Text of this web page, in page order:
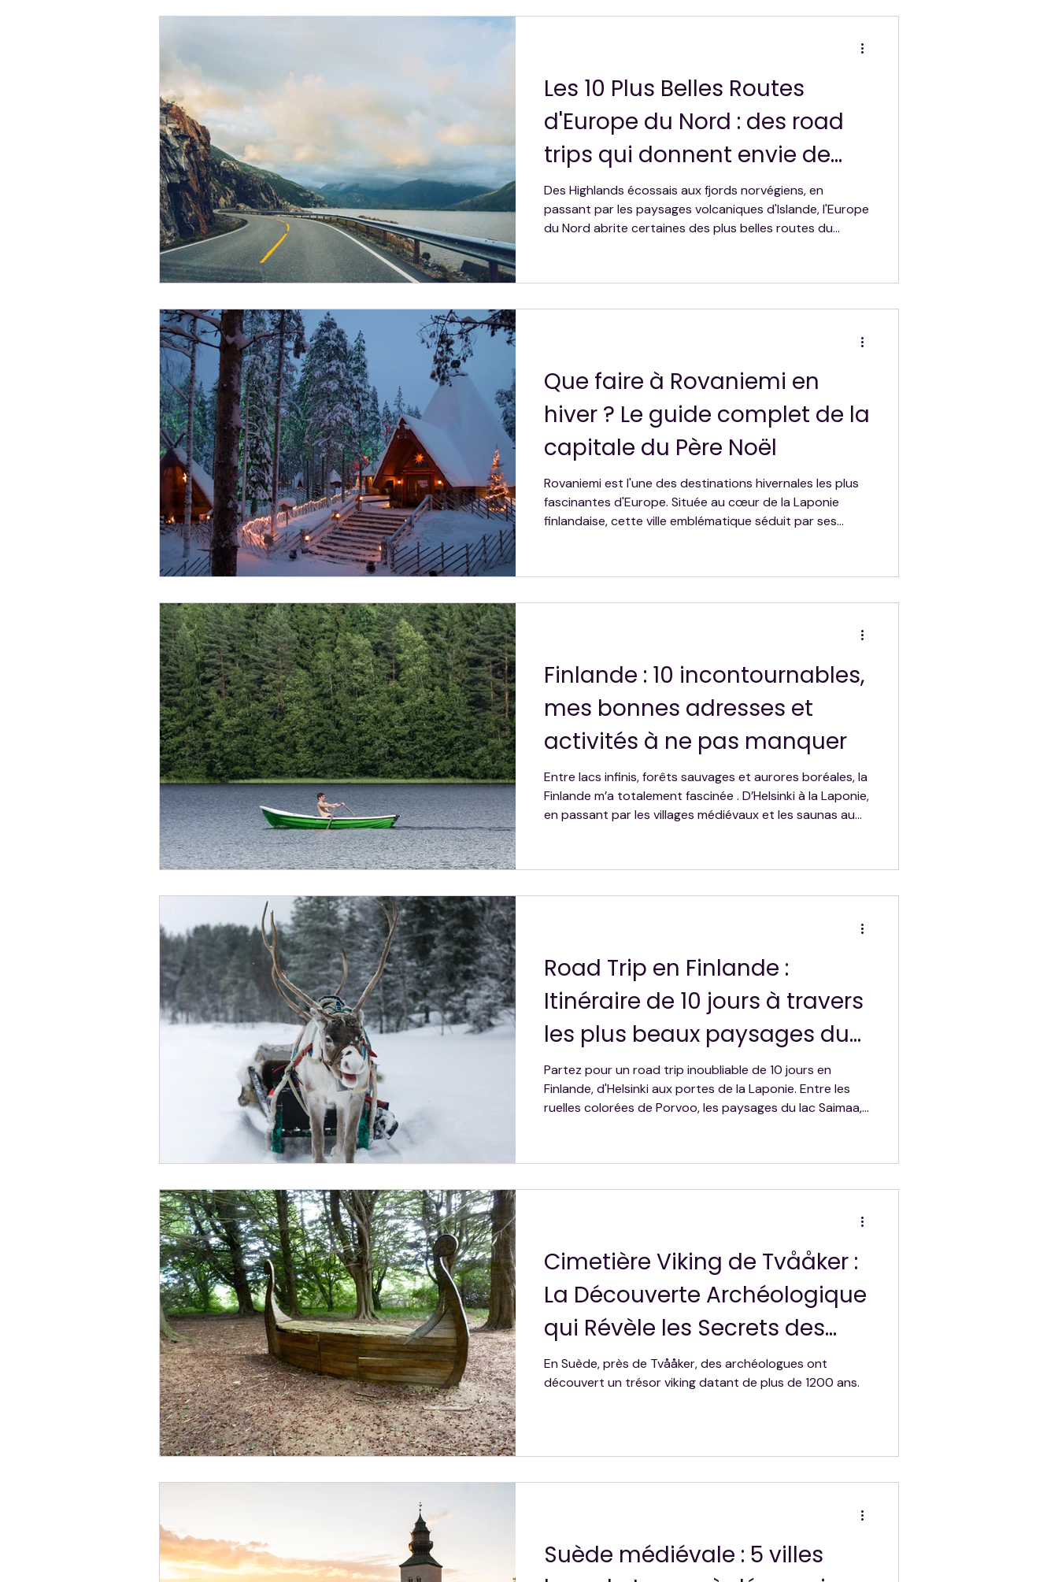
Les 10 Plus Belles Routes
d'Europe du Nord : des road
trips qui donnent envie de
prendre le volant
Des Highlands écossais aux fjords norvégiens, en
passant par les paysages volcaniques d'Islande, l'Europe
du Nord abrite certaines des plus belles routes du
North Coast 500, Atlantic Road, Ring Road, Wild Atlantic
Que faire à Rovaniemi en
hiver ? Le guide complet de la
capitale du Père Noël
Rovaniemi est l'une des destinations hivernales les plus
fascinantes d'Europe. Située au cœur de la Laponie
finlandaise, cette ville emblématique séduit par ses
balade avec les rennes, motoneige dans les forêts
Finlande : 10 incontournables,
mes bonnes adresses et
activités à ne pas manquer
Entre lacs infinis, forêts sauvages et aurores boréales, la
Finlande m’a totalement fascinée . D’Helsinki à la Laponie,
en passant par les villages médiévaux et les saunas au
mes 10 coups de cœur, mes meilleures adresses et
Road Trip en Finlande :
Itinéraire de 10 jours à travers
les plus beaux paysages du
pays des mille lacs
Partez pour un road trip inoubliable de 10 jours en
Finlande, d'Helsinki aux portes de la Laponie. Entre les
ruelles colorées de Porvoo, les paysages du lac Saimaa,
l'essence même du pays. Un voyage entre nature,
Cimetière Viking de Tvååker :
La Découverte Archéologique
qui Révèle les Secrets des
Vikings en Suède
En Suède, près de Tvååker, des archéologues ont
découvert un trésor viking datant de plus de 1200 ans.
Suède médiévale : 5 villes